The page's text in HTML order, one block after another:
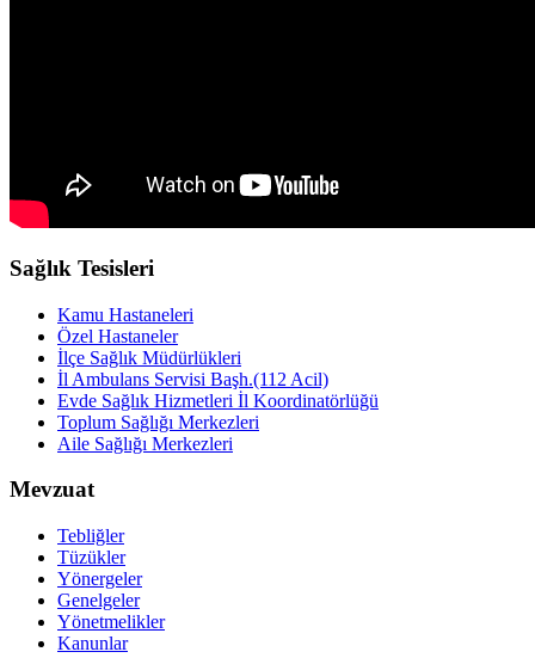
Sağlık Tesisleri
Kamu Hastaneleri
Özel Hastaneler
İlçe Sağlık Müdürlükleri
İl Ambulans Servisi Başh.(112 Acil)
Evde Sağlık Hizmetleri İl Koordinatörlüğü
Toplum Sağlığı Merkezleri
Aile Sağlığı Merkezleri
Mevzuat
Tebliğler
Tüzükler
Yönergeler
Genelgeler
Yönetmelikler
Kanunlar